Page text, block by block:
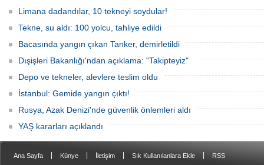
Britanyalı aktivist de bulunuyor.
Limana dadandılar, 10 tekneyi soydular!
Tekne, su aldı: 100 yolcu, tahliye edildi
Bacasında yangın çıkan Tanker, demirletildi
Dışişleri Bakanlığı'ndan açıklama: "Takipteyiz"
Depo ve tekneler, alevlere teslim oldu
İstanbul: Gemide yangın çıktı!
Rusya, Azak Denizi'nde güvenlik önlemleri aldı
YAŞ kararları açıklandı
Ana Sayfa Künye İletişim Sık Kullanılanlara Ekle RSS